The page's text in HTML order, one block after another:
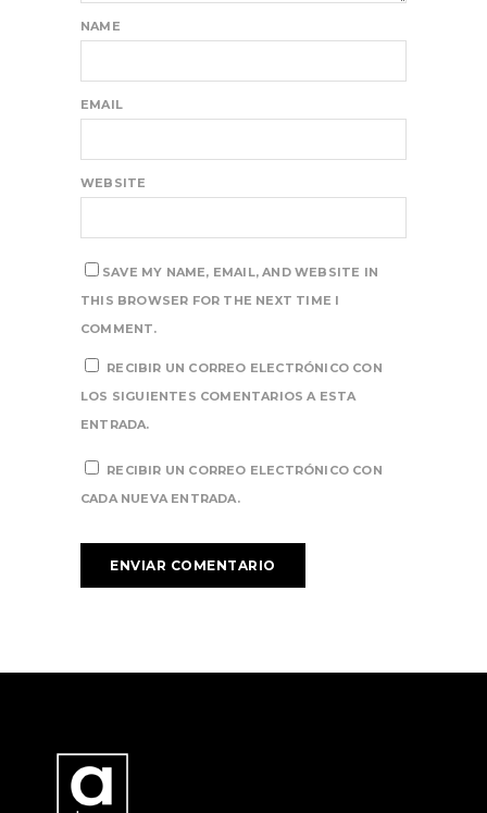
NAME
EMAIL
WEBSITE
SAVE MY NAME, EMAIL, AND WEBSITE IN
THIS BROWSER FOR THE NEXT TIME I
COMMENT.
RECIBIR UN CORREO ELECTRÓNICO CON
LOS SIGUIENTES COMENTARIOS A ESTA
ENTRADA.
RECIBIR UN CORREO ELECTRÓNICO CON
CADA NUEVA ENTRADA.